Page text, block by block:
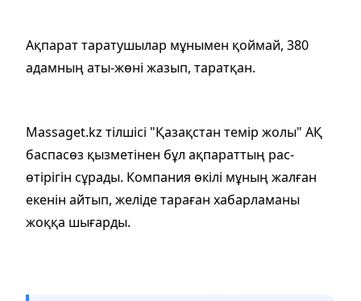
Ақпарат таратушылар мұнымен қоймай, 380
адамның аты-жөні жазып, таратқан.
Massaget.kz тілшісі "Қазақстан темір жолы" АҚ
баспасөз қызметінен бұл ақпараттың рас-
өтірігін сұрады. Компания өкілі мұның жалған
екенін айтып, желіде тараған хабарламаны
жоққа шығарды.